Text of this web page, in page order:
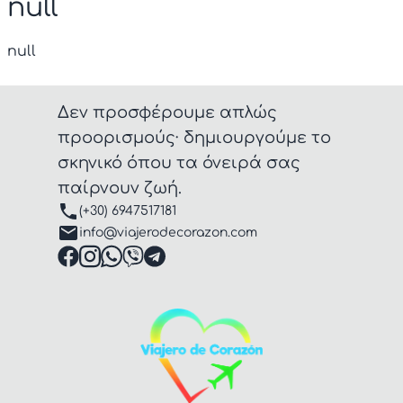
null
null
Δεν προσφέρουμε απλώς
προορισμούς· δημιουργούμε το
σκηνικό όπου τα όνειρά σας
παίρνουν ζωή.
(+30) 6947517181
info@viajerodecorazon.com